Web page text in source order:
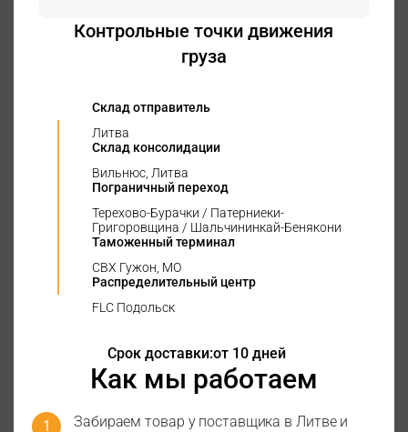
Контрольные точки движения
груза
Склад отправитель
Литва
Склад консолидации
Вильнюс, Литва
Пограничный переход
Терехово-Бурачки / Патерниеки-
Григоровщина / Шальчининкай-Бенякони
Таможенный терминал
СВХ Гужон, МО
Распределительный центр
FLC Подольск
Срок доставки:от 10 дней
Как мы работаем
Забираем товар у поставщика в Литве и